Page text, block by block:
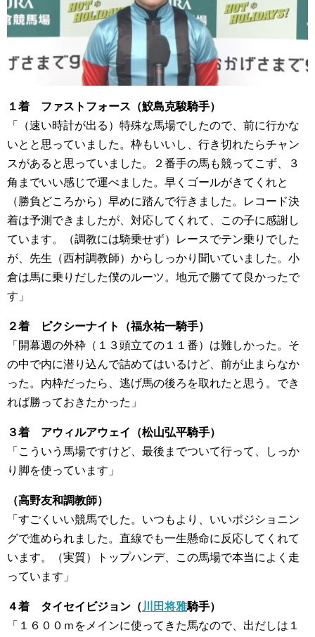
１着 ファストフォース（鮫島克駿騎手）
「（速い時計が出る）特殊な馬場でしたので、前に行かな
いとと思っていました。枠もいいし、行き切れたらチャン
スがあると思っていました。２番手の馬も競ってこず、３
角までいい感じで運べました。早くゴールがきてくれと
（勝負どころから）早めに踏んで行きました。レコード決
着は予測できましたが、対応してくれて、この子に感謝し
ています。（調教には騎乗せず）レースでテン乗りでした
が、先生（西村調教師）からしっかり聞いていました。小
倉は馬に乗りだした僕のルーツ。地元で勝てて良かったで
す」
２着 ピクシーナイト（福永祐一騎手）
「開幕週の外枠（１３頭立ての１１番）は難しかった。そ
の中で内に潜り込んで詰めてはいるけど、前が止まらなか
った。内枠だったら、逃げ馬の後ろを取れたと思う。でき
れば勝っておきたかった」
３着 アウィルアウェイ（松山弘平騎手）
「こういう馬場ですけど、最後までついて行って、しっか
り脚を使っています」
（高野友和調教師）
「すごくいい競馬でした。いつもより、いいポジショニン
グで進められました。直線でも一生懸命に反応してくれて
います。（実質）トップハンデ、この馬場で本当によく走
っています」
４着 タイセイビジョン（ 川田将雅騎手）
「１６００ｍをメインに使ってきた馬なので、出だしは１